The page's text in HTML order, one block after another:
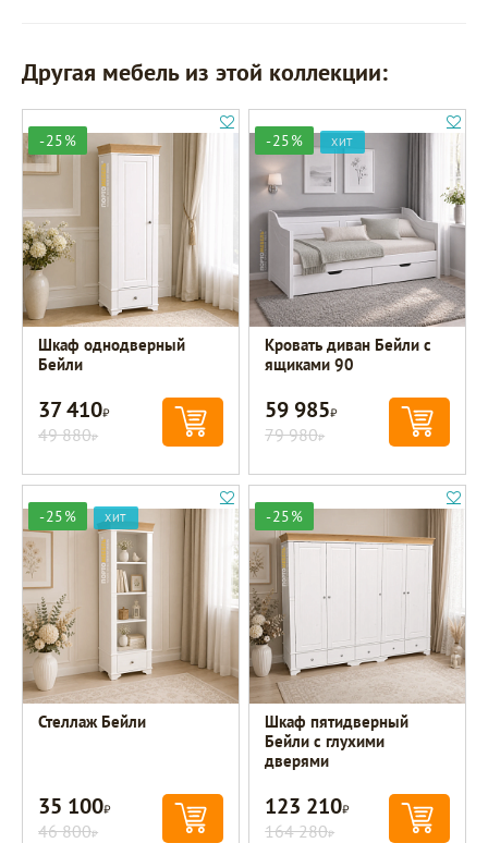
Другая мебель из этой коллекции:
-25%
Шкаф однодверный
Бейли
37 410Р
49 880Р
-25% ХИТ
Кровать диван Бейли с
ящиками 90
59 985Р
79 980Р
-25% ХИТ
Стеллаж Бейли
35 100Р
46 800Р
-25%
Шкаф пятидверный
Бейли с глухими
дверями
123 210Р
164 280Р